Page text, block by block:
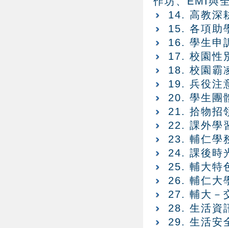
14. 高教深
15. 各項助
16. 學生申
17. 校園性
18. 校園霸
19. 兵役注
20. 學生團
21. 拾物招
22. 課外學
23. 輔仁學
24. 課後時
25. 輔大特
26. 輔仁大
27. 輔大－
28. 生活資
29. 生活安